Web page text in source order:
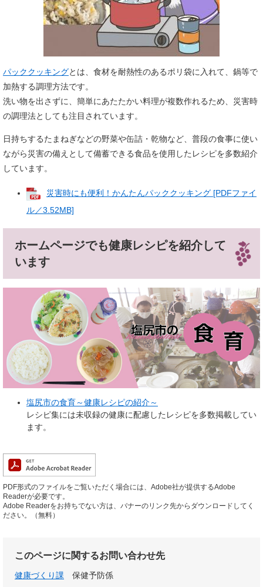
パッククッキングとは、食材を耐熱性のあるポリ袋に入れて、鍋等で
加熱する調理方法です。
洗い物を出さずに、簡単にあたたかい料理が複数作れるため、災害時
の調理法としても注目されています。
日持ちするたまねぎなどの野菜や缶詰・乾物など、普段の食事に使い
ながら災害の備えとして備蓄できる食品を使用したレシピを多数紹介
しています。
災害時にも便利！かんたんパッククッキング [PDFファイ
ル／3.52MB]
ホームページでも健康レシピを紹介して
います
塩尻市の食育～健康レシピの紹介～
レシピ集には未収録の健康に配慮したレシピを多数掲載してい
ます。
PDF形式のファイルをご覧いただく場合には、Adobe社が提供するAdobe
Readerが必要です。
Adobe Readerをお持ちでない方は、バナーのリンク先からダウンロードしてく
ださい。（無料）
このページに関するお問い合わせ先
健康づくり課
保健予防係